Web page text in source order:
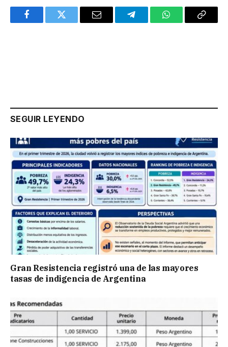
FacebookTwitter Email TelegramWhatsAppCopy
SEGUIR LEYENDO
Gran Resistencia registró una de las mayores
tasas de indigencia de Argentina